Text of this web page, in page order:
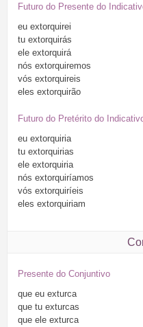
Futuro do Presente do
eu extorquirei
tu extorquirás
ele extorquirá
nós extorquiremos
vós extorquireis
eles extorquirão
Futuro do Pretérito do
eu extorquiria
tu extorquirias
ele extorquiria
nós extorquiríamos
vós extorquiríeis
eles extorquiriam
Presente do Conjuntivo
que eu exturca
que tu exturcas
que ele exturca